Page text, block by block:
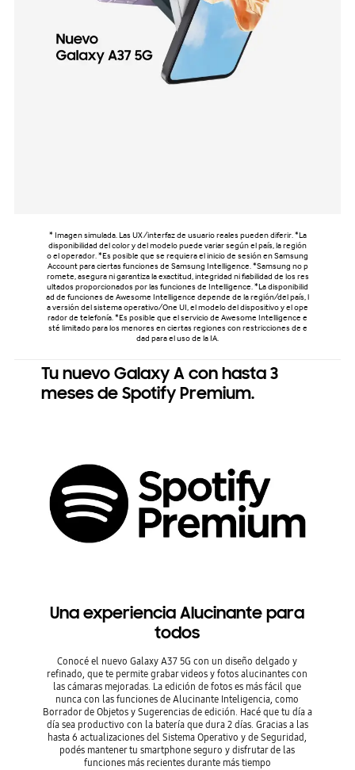
* Imagen simulada. Las UX/interfaz de usuario reales pueden diferir. *La
disponibilidad del color y del modelo puede variar según el país, la región
o el operador. *Es posible que se requiera el inicio de sesión en Samsung
Account para ciertas funciones de Samsung Intelligence. *Samsung no p
romete, asegura ni garantiza la exactitud, integridad ni fiabilidad de los res
ultados proporcionados por las funciones de Intelligence. *La disponibilid
ad de funciones de Awesome Intelligence depende de la región/del país, l
a versión del sistema operativo/One UI, el modelo del dispositivo y el ope
rador de telefonía. *Es posible que el servicio de Awesome Intelligence e
sté limitado para los menores en ciertas regiones con restricciones de e
dad para el uso de la IA.
Tu nuevo Galaxy A con hasta 3
meses de Spotify Premium.
Una experiencia Alucinante para
todos
Conocé el nuevo Galaxy A37 5G con un diseño delgado y
refinado, que te permite grabar videos y fotos alucinantes con
las cámaras mejoradas. La edición de fotos es más fácil que
nunca con las funciones de Alucinante Inteligencia, como
Borrador de Objetos y Sugerencias de edición. Hacé que tu día a
día sea productivo con la batería que dura 2 días. Gracias a las
hasta 6 actualizaciones del Sistema Operativo y de Seguridad,
podés mantener tu smartphone seguro y disfrutar de las
funciones más recientes durante más tiempo